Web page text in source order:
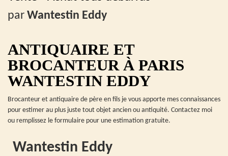
par Wantestin Eddy
ANTIQUAIRE ET
BROCANTEUR À PARIS
WANTESTIN EDDY
Brocanteur et antiquaire de père en fils je vous apporte mes connaissances
pour estimer au plus juste tout objet ancien ou antiquité. Contactez moi
ou remplissez le formulaire pour une estimation gratuite.
Wantestin Eddy